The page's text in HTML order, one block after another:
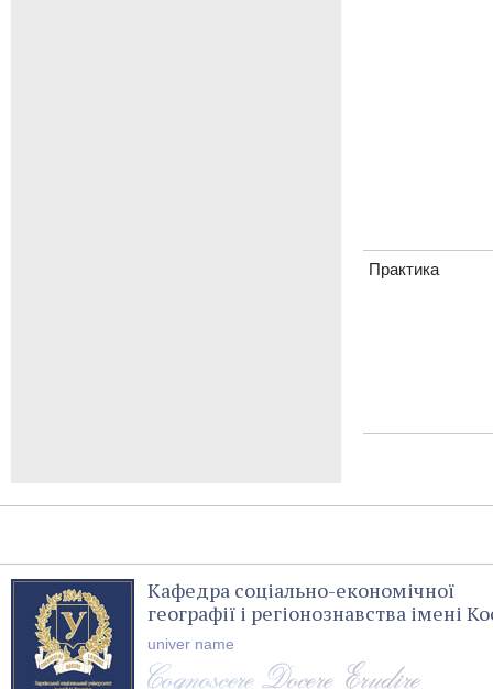
Практика
Кафедра соціально-економічної
географії і регіонознавства імені
univer name